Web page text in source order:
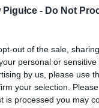
- Do Not
out of the sale,
personal or
by us, please use
your selection.
is processed you may